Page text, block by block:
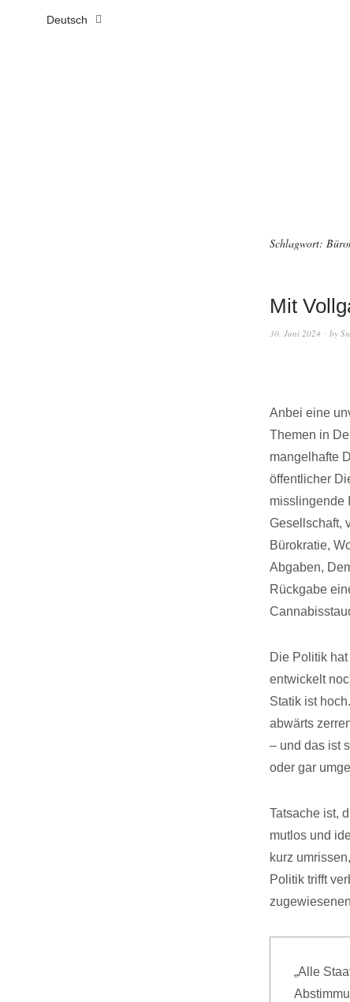
Deutsch
Schlagwort:
Mit
30. Juni 2024 by
Anbei eine
Themen in
mangelhafte
öffentlicher
misslingende
Gesellschaft,
Bürokratie,
Abgaben,
Rückgabe
Die Politik
entwickelt
Statik ist
abwärts
– und das ist
oder gar
Tatsache ist,
mutlos und
kurz
Politik trifft
„Alle